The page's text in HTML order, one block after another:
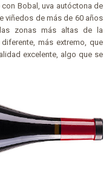
Bobal, uva autóctona de
viñedos de más de 60 años
zonas más altas de la
más extremo, que
excelente, algo que se